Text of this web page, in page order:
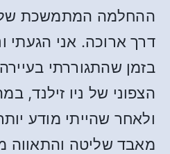
ההחלמה המתמשכת
דרך ארוכה. אני הגעתי
בזמן שהתגוררתי
ולאחר שהייתי מודע
מאבד שליטה והתאווה